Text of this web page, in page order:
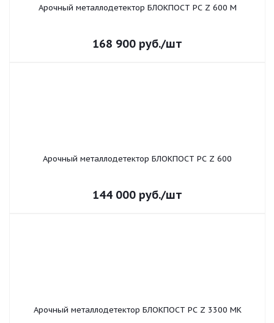
Арочный металлодетектор БЛОКПОСТ PC Z 600 M
168 900 руб./шт
Арочный металлодетектор БЛОКПОСТ PC Z 600
144 000 руб./шт
Арочный металлодетектор БЛОКПОСТ PC Z 3300 MK